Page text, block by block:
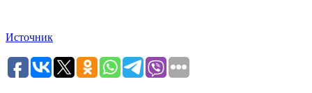
Источник